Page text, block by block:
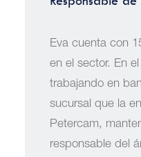
Eva cuenta con
en el sector. En
trabajando en
sucursal que la
Petercam,
responsable del